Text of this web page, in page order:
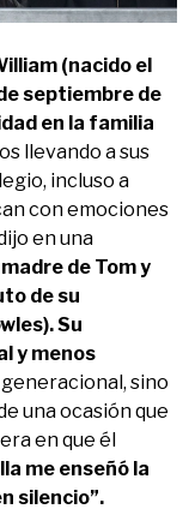
(nacido el
septiembre de
en la familia
llevando a sus
incluso a
con emociones
en una
de Tom y
de su
Su
y menos
sino
una ocasión que
en que él
me enseñó la
silencio”.